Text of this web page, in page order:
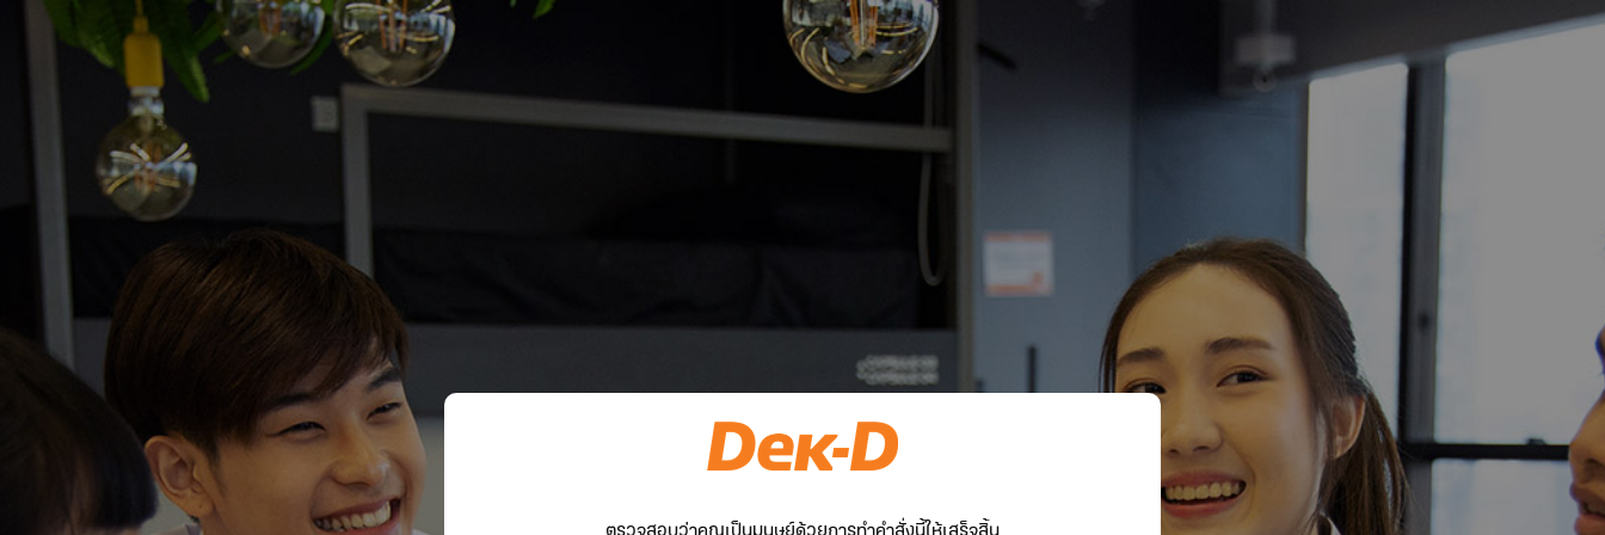
ตรวจสอบว่าคุณเป็นมนุษย์ด้วยการทำคำสั่งนี้ให้เสร็จสิ้น